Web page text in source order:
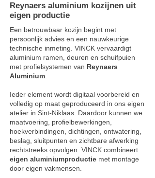
Reynaers aluminium kozijnen uit
eigen productie
Een betrouwbaar kozijn begint met
persoonlijk advies en een nauwkeurige
technische inmeting. VINCK vervaardigt
aluminium ramen, deuren en schuifpuien
met profielsystemen van Reynaers
Aluminium
Ieder element wordt digitaal voorbereid en
volledig op maat geproduceerd in ons eigen
atelier in Sint-Niklaas. Daardoor kunnen we
maatvoering, profielbewerkingen,
hoekverbindingen, dichtingen, ontwatering,
beslag, sluitpunten en zichtbare afwerking
rechtstreeks opvolgen. VINCK combineert
eigen aluminiumproductie met montage
door eigen vakmensen.